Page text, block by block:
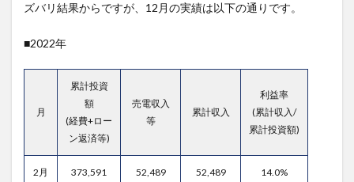
ズバリ結果からですが、12月の実績は以下の通りです。
■2022年
月
累計投資
額
(経費+ロー
ン返済等)
売電収入
等
累計収入
利益率
(累計収入/
累計投資額)
2月 373,591 52,489 52,489 14.0%